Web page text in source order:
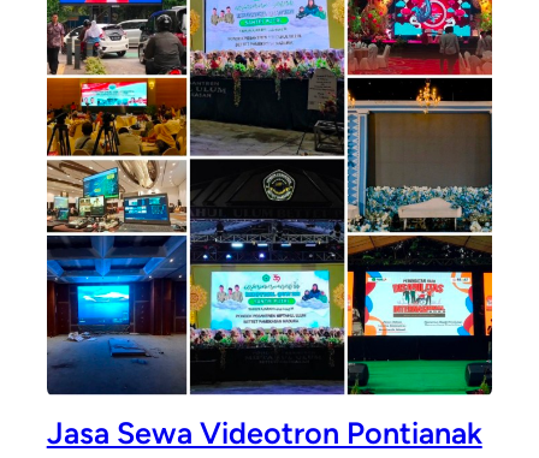
Jasa Sewa Videotron Pontianak